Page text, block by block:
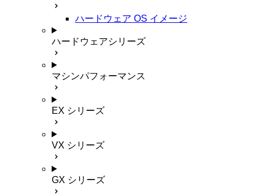
ハードウェア OS イメージ
ハードウェアシリーズ
マシンパフォーマンス
EX シリーズ
VX シリーズ
GX シリーズ